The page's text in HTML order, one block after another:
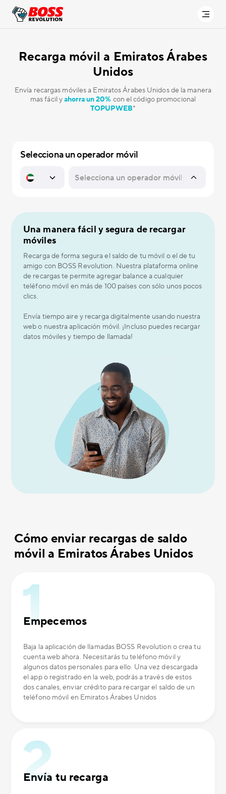
Recarga móvil a Emiratos Árabes
Unidos
Envía recargas móviles a Emiratos Árabes Unidos de la manera
mas fácil yahorra un 20% con el código promocional
TOPUPWEB*
Selecciona un operador móvil
Una manera fácil y segura de recargar
móviles
Recarga de forma segura el saldo de tu móvil o el de tu
amigo con BOSS Revolution. Nuestra plataforma online
de recargas te permite agregar balance a cualquier
teléfono móvil en más de 100 países con sólo unos pocos
clics.
Envía tiempo aire y recarga digitalmente usando nuestra
web o nuestra aplicación móvil. ¡Incluso puedes recargar
datos móviles y tiempo de llamada!
Cómo enviar recargas de saldo
móvil a Emiratos Árabes Unidos
Empecemos
Baja la aplicación de llamadas BOSS Revolution o crea tu
cuenta web ahora. Necesitarás tu teléfono móvil y
algunos datos personales para ello. Una vez descargada
el app o registrado en la web, podrás a través de estos
dos canales, enviar crédito para recargar el saldo de un
teléfono móvil en Emiratos Árabes Unidos
Envía tu recarga